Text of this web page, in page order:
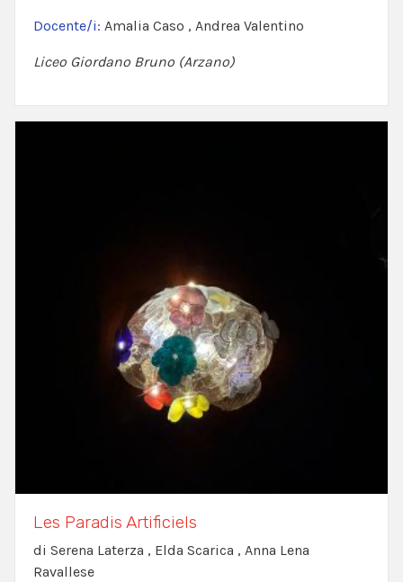
Docente/i: Amalia Caso , Andrea Valentino
Liceo Giordano Bruno (Arzano)
Les Paradis Artificiels
di Serena Laterza , Elda Scarica , Anna Lena
Ravallese